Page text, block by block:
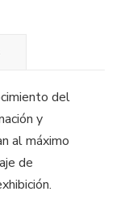
del
y
al máximo
de